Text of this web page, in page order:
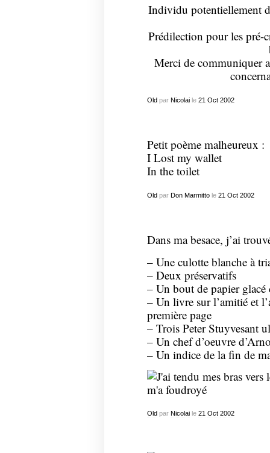
Individu potentiellement
Prédilection pour les pré-
Merci de communiquer
Oldpar Nicolaile 21 Oct 2002
Petit poème malheureux :
I Lost my wallet
In the toilet
Oldpar Don Marmittole 21 Oct 2002
Dans ma besace, j’ai
– Une culotte blanche à
– Deux préservatifs
– Un bout de papier
– Un livre sur l’amitié et
première page
– Trois Peter Stuyvesant
– Un chef d’oeuvre
– Un indice de la fin de
Old par Nicolaile 21 Oct 2002